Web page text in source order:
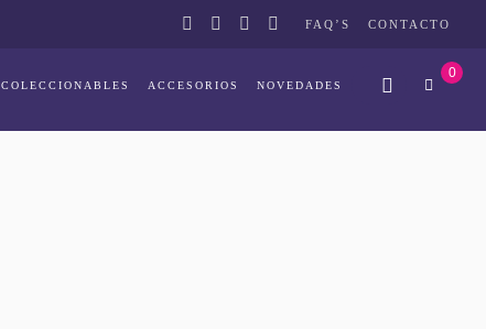
FAQ’S CONTACTO
COLECCIONABLES ACCESORIOS NOVEDADES
0